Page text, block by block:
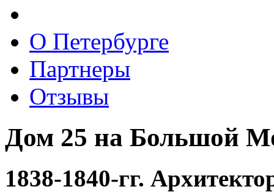
О Петербурге
Партнеры
Отзывы
Дом 25 на Большой
1838-1840-гг.